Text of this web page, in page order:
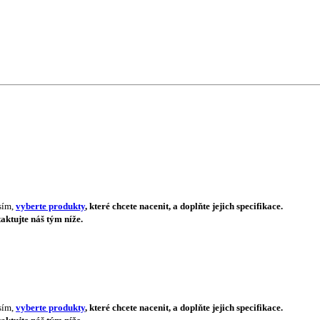
vyberte produkty, které chcete nacenit, a doplňte jejich specifikace.
náš tým níže.
vyberte produkty, které chcete nacenit, a doplňte jejich specifikace.